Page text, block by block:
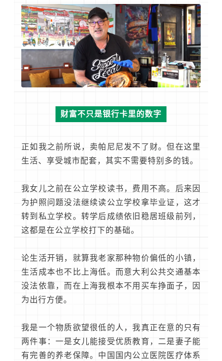
财富不只是银行卡里的数字
正如我之前所说，卖帕尼尼发不了财。但在这里
生活、享受城市配套，其实不需要特别多的钱。
我女儿之前在公立学校读书，费用不高。后来因
为护照问题没法继续读公立学校拿毕业证，这才
转到私立学校。转学后成绩依旧稳居班级前列，
这都是在公立学校打下的基础。
论生活开销，就算我老家那种物价偏低的小镇，
生活成本也不比上海低。而意大利公共交通基本
没法依靠，而在上海我根本不用买车挣面子，因
为出行方便。
我是一个物质欲望很低的人，我真正在意的只有
两件事：一是女儿能接受优质教育，二是妻子能
有完善的养老保障。中国国内公立医院医疗体系